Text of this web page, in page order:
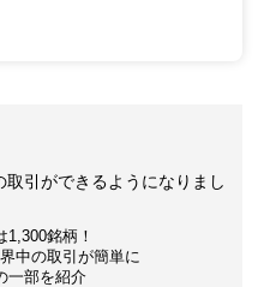
引ができるようになりまし
銘柄！
中の取引が簡単に
一部を紹介